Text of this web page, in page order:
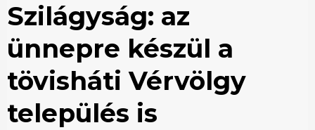
Szilágyság: az
ünnepre készül a
tövisháti Vérvölgy
település is